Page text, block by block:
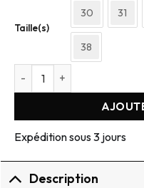
Taille(s)
30 31
38
Expédition sous 3 jours
Description